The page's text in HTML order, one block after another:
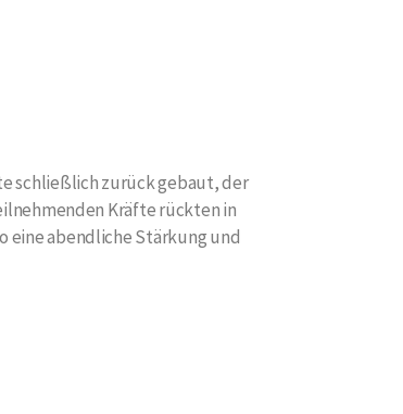
schließlich zurück gebaut, der
Kräfte rückten in
eine abendliche Stärkung und